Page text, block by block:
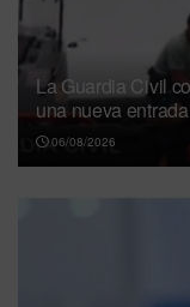
La Guardia Civil
una nueva
06/08/2026